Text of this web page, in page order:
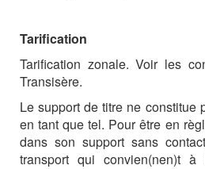
Tarification
Tarification zonale. Voir les
Transisère.
Le support de titre ne constitue
en tant que tel. Pour être en
dans son support sans
transport qui convien(nen)t